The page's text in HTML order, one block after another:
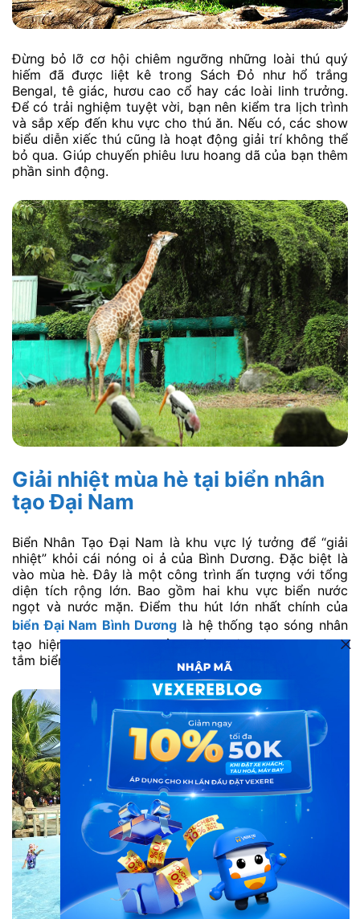
Đừng bỏ lỡ cơ hội chiêm ngưỡng những loài thú quý
hiếm đã được liệt kê trong Sách Đỏ như hổ trắng
Bengal, tê giác, hươu cao cổ hay các loài linh trưởng.
Để có trải nghiệm tuyệt vời, bạn nên kiểm tra lịch trình
và sắp xếp đến khu vực cho thú ăn. Nếu có, các show
biểu diễn xiếc thú cũng là hoạt động giải trí không thể
bỏ qua. Giúp chuyến phiêu lưu hoang dã của bạn thêm
phần sinh động.
Giải nhiệt mùa hè tại biển nhân
tạo Đại Nam
Biển Nhân Tạo Đại Nam là khu vực lý tưởng để “giải
nhiệt” khỏi cái nóng oi ả của Bình Dương. Đặc biệt là
vào mùa hè. Đây là một công trình ấn tượng với tổng
diện tích rộng lớn. Bao gồm hai khu vực biển nước
ngọt và nước mặn. Điểm thu hút lớn nhất chính của
biển Đại Nam Bình Dương là hệ thống tạo sóng nhân
tạo hiện đại. Mang lại cảm giác chân thực như đang
tắm biển giữa đại dương.